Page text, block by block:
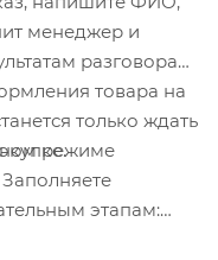
менеджер и
разговора
товара на
только ждать
режиме
этапам: